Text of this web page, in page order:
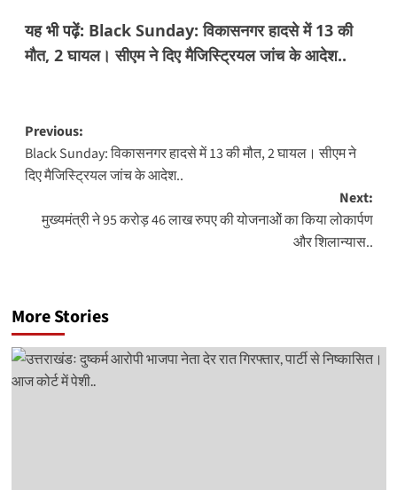
यह भी पढ़ें: Black Sunday: विकासनगर हादसे में 13 की
मौत, 2 घायल। सीएम ने दिए मैजिस्ट्रियल जांच के आदेश..
Post
navigation
Previous:
Black Sunday: विकासनगर हादसे में 13 की मौत, 2 घायल। सीएम ने
दिए मैजिस्ट्रियल जांच के आदेश..
Next:
मुख्यमंत्री ने 95 करोड़ 46 लाख रुपए की योजनाओें का किया लोकार्पण
और शिलान्यास..
More Stories